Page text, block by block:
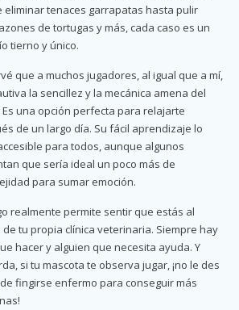
eliminar tenaces garrapatas hasta pulir
de tortugas y más, cada caso es un
tierno y único.
que a muchos jugadores, al igual que a mí,
la sencillez y la mecánica amena del
Es una opción perfecta para relajarte
de un largo día. Su fácil aprendizaje lo
para todos, aunque algunos
que sería ideal un poco más de
para sumar emoción.
realmente permite sentir que estás al
tu propia clínica veterinaria. Siempre hay
hacer y alguien que necesita ayuda. Y
si tu mascota te observa jugar, ¡no le des
fingirse enfermo para conseguir más